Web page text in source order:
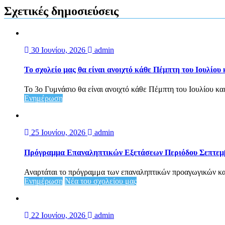
Σχετικές δημοσιεύσεις
30 Ιουνίου, 2026 admin
Το σχολείο μας θα είναι ανοιχτό κάθε Πέμπτη του
Το 3ο Γυμνάσιο θα είναι ανοιχτό κάθε Πέμπτη του Ιουλίου
Ενημέρωση
25 Ιουνίου, 2026 admin
Πρόγραμμα Επαναληπτικών Εξετάσεων Περιόδου
Αναρτάται το πρόγραμμα των επαναληπτικών προαγωγικών
Ενημέρωση Νέα του σχολείου μας
22 Ιουνίου, 2026 admin